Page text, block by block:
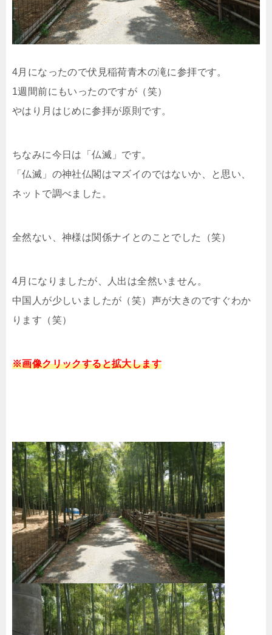
4月になったので伏見稲荷青木の滝に参拝です。
1週間前にもいったのですが（笑）
やはり月はじめに参拝が原則です。
ちなみに今日は「仏滅」です。
「仏滅」の神社仏閣はマズイのではないか、と思い、
ネットで調べました。
全然ない、神様は関係ナイとのことでした（笑）
4月になりましたが、人出は全然いません。
中国人が少しいましたが（笑）声が大きのですぐわか
ります（笑）
※画像クリックすると拡大します